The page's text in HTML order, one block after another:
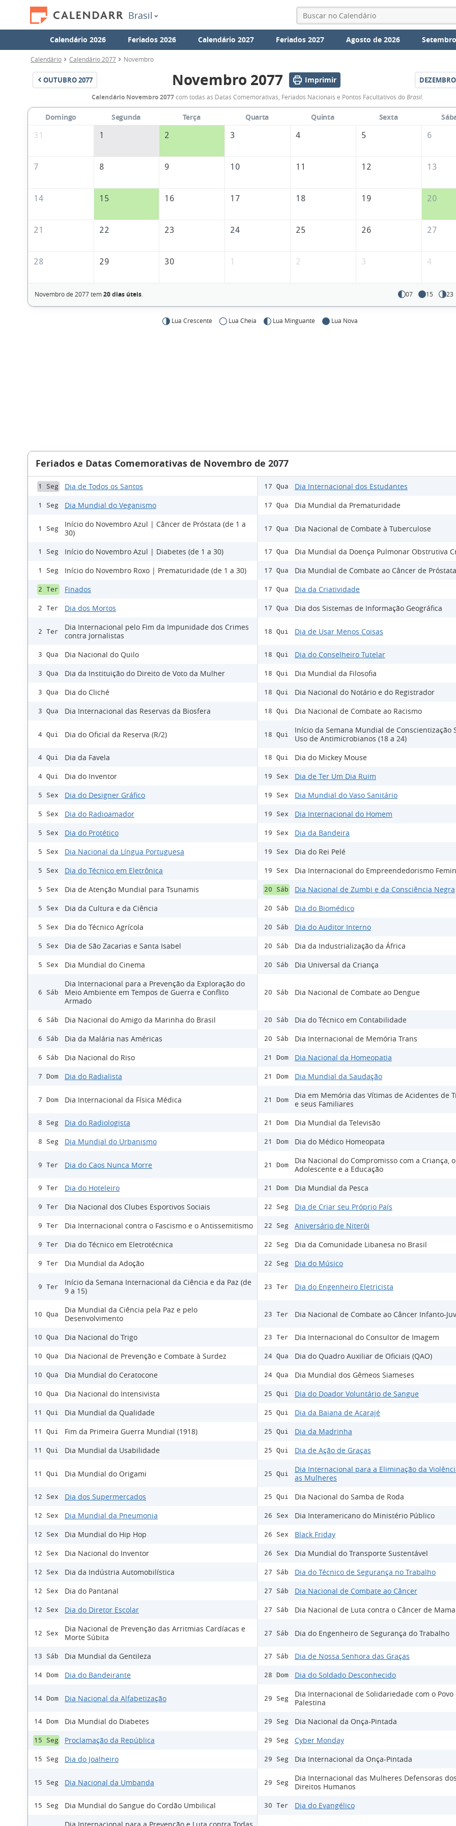
Brasil
Calendário 2026 Feriados 2026 Calendário 2027 Feriados 2027 Agosto de 2026
Calendário Calendário 2077 Novembro
OUTUBRO2077
Calendário
de
Novembro
Novembro 2077 Imprimir DEZEMBRO
Calendário Novembro 2077com todas as Datas Comemorativas, Feriados Nacionais e Pontos Facultativos doBrasil
Domingo Segunda Terça Quarta Quinta Sexta
31
1 2 3 4 5 6
7 8 9 10 11 12 13
14 15 16 17 18 19 20
21 22 23 24 25 26 27
28 29 30 1 2 3 4
Novembro de 2077 tem20 dias úteis. 07 15 23
Lua Crescente Lua Cheia Lua Minguante Lua Nova
Feriados e Datas Comemorativas de Novembro de 2077
1 Seg Dia de Todos os Santos
1 Seg Dia Mundial do Veganismo
1 Seg
Início do Novembro Azul | Câncer de Próstata (de 1 a
30)
1 Seg Início do Novembro Azul | Diabetes (de 1 a 30)
1 Seg Início do Novembro Roxo | Prematuridade (de 1 a 30)
2 Ter Finados
2 Ter Dia dos Mortos
2 Ter
Dia Internacional pelo Fim da Impunidade dos Crimes
contra Jornalistas
3 Qua Dia Nacional do Quilo
3 Qua Dia da Instituição do Direito de Voto da Mulher
3 Qua Dia do Cliché
3 Qua Dia Internacional das Reservas da Biosfera
4 Qui Dia do Oficial da Reserva (R/2)
4 Qui Dia da Favela
4 Qui Dia do Inventor
5 Sex Dia do Designer Gráfico
5 Sex Dia do Radioamador
5 Sex Dia do Protético
5 Sex Dia Nacional da Língua Portuguesa
5 Sex Dia do Técnico em Eletrônica
5 Sex Dia de Atenção Mundial para Tsunamis
5 Sex Dia da Cultura e da Ciência
5 Sex Dia do Técnico Agrícola
5 Sex Dia de São Zacarias e Santa Isabel
5 Sex Dia Mundial do Cinema
6 Sáb
Dia Internacional para a Prevenção da Exploração do
Meio Ambiente em Tempos de Guerra e Conflito
Armado
6 Sáb Dia Nacional do Amigo da Marinha do Brasil
6 Sáb Dia da Malária nas Américas
6 Sáb Dia Nacional do Riso
7 Dom Dia do Radialista
7 Dom Dia Internacional da Física Médica
8 Seg Dia do Radiologista
8 Seg Dia Mundial do Urbanismo
9 Ter Dia do Caos Nunca Morre
9 Ter Dia do Hoteleiro
9 Ter Dia Nacional dos Clubes Esportivos Sociais
9 Ter Dia Internacional contra o Fascismo e o Antissemitismo
9 Ter Dia do Técnico em Eletrotécnica
9 Ter Dia Mundial da Adoção
9 Ter
Início da Semana Internacional da Ciência e da Paz (de
9 a 15)
10 Qua
Dia Mundial da Ciência pela Paz e pelo
Desenvolvimento
10 Qua Dia Nacional do Trigo
10 Qua Dia Nacional de Prevenção e Combate à Surdez
10 Qua Dia Mundial do Ceratocone
10 Qua Dia Nacional do Intensivista
11 Qui Dia Mundial da Qualidade
11 Qui Fim da Primeira Guerra Mundial (1918)
11 Qui Dia Mundial da Usabilidade
11 Qui Dia Mundial do Origami
12 Sex Dia dos Supermercados
12 Sex Dia Mundial da Pneumonia
12 Sex Dia Mundial do Hip Hop
12 Sex Dia Nacional do Inventor
12 Sex Dia da Indústria Automobilística
12 Sex Dia do Pantanal
12 Sex Dia do Diretor Escolar
12 Sex
Dia Nacional de Prevenção das Arritmias Cardíacas e
Morte Súbita
13 Sáb Dia Mundial da Gentileza
14 Dom Dia do Bandeirante
14 Dom Dia Nacional da Alfabetização
14 Dom Dia Mundial do Diabetes
15 Seg Proclamação da República
15 Seg Dia do Joalheiro
15 Seg Dia Nacional da Umbanda
15 Seg Dia Mundial do Sangue do Cordão Umbilical
17 Qua Dia Internacional dos Estudantes
17 Qua Dia Mundial da Prematuridade
17 Qua Dia Nacional de Combate à Tuberculose
17 Qua Dia Mundial da Doença Pulmonar Obstrutiva
17 Qua Dia Mundial de Combate ao Câncer de Próstata
17 Qua Dia da Criatividade
17 Qua Dia dos Sistemas de Informação Geográfica
18 Qui Dia de Usar Menos Coisas
18 Qui Dia do Conselheiro Tutelar
18 Qui Dia Mundial da Filosofia
18 Qui Dia Nacional do Notário e do Registrador
18 Qui Dia Nacional de Combate ao Racismo
18 Qui
Início da Semana Mundial de Conscientização
Uso de Antimicrobianos (18 a 24)
18 Qui Dia do Mickey Mouse
19 Sex Dia de Ter Um Dia Ruim
19 Sex Dia Mundial do Vaso Sanitário
19 Sex Dia Internacional do Homem
19 Sex Dia da Bandeira
19 Sex Dia do Rei Pelé
19 Sex Dia Internacional do Empreendedorismo
20 Sáb Dia Nacional de Zumbi e da Consciência Negra
20 Sáb Dia do Biomédico
20 Sáb Dia do Auditor Interno
20 Sáb Dia da Industrialização da África
20 Sáb Dia Universal da Criança
20 Sáb Dia Nacional de Combate ao Dengue
20 Sáb Dia do Técnico em Contabilidade
20 Sáb Dia Internacional de Memória Trans
21 Dom Dia Nacional da Homeopatia
21 Dom Dia Mundial da Saudação
21 Dom
Dia em Memória das Vítimas de Acidentes de
e seus Familiares
21 Dom Dia Mundial da Televisão
21 Dom Dia do Médico Homeopata
21 Dom
Dia Nacional do Compromisso com a Criança, o
Adolescente e a Educação
21 Dom Dia Mundial da Pesca
22 Seg Dia de Criar seu Próprio País
22 Seg Aniversário de Niterói
22 Seg Dia da Comunidade Libanesa no Brasil
22 Seg Dia do Músico
23 Ter Dia do Engenheiro Eletricista
23 Ter Dia Nacional de Combate ao Câncer Infanto-
23 Ter Dia Internacional do Consultor de Imagem
24 Qua Dia do Quadro Auxiliar de Oficiais (QAO)
24 Qua Dia Mundial dos Gêmeos Siameses
25 Qui Dia do Doador Voluntário de Sangue
25 Qui Dia da Baiana de Acarajé
25 Qui Dia da Madrinha
25 Qui Dia de Ação de Graças
25 Qui
Dia Internacional para a Eliminação da
as Mulheres
25 Qui Dia Nacional do Samba de Roda
26 Sex Dia Interamericano do Ministério Público
26 Sex Black Friday
26 Sex Dia Mundial do Transporte Sustentável
27 Sáb Dia do Técnico de Segurança no Trabalho
27 Sáb Dia Nacional de Combate ao Câncer
27 Sáb Dia Nacional de Luta contra o Câncer de Mama
27 Sáb Dia do Engenheiro de Segurança do Trabalho
27 Sáb Dia de Nossa Senhora das Graças
28 Dom Dia do Soldado Desconhecido
29 Seg
Dia Internacional de Solidariedade com o Povo
Palestina
29 Seg Dia Nacional da Onça-Pintada
29 Seg Cyber Monday
29 Seg Dia Internacional da Onça-Pintada
29 Seg
Dia Internacional das Mulheres Defensoras
Direitos Humanos
30 Ter Dia do Evangélico